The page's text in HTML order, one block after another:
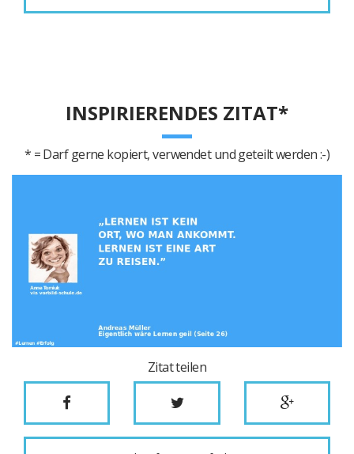
INSPIRIERENDES ZITAT*
* = Darf gerne kopiert, verwendet und geteilt werden :-)
Zitat teilen